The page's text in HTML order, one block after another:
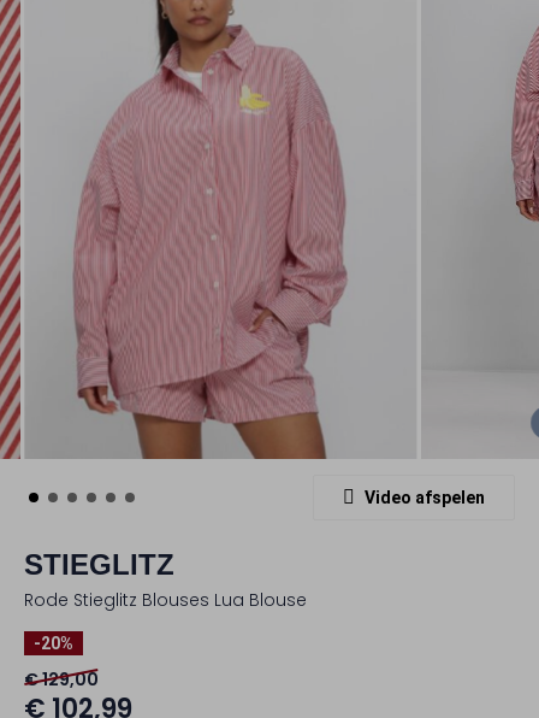
Video afspelen
STIEGLITZ
Rode Stieglitz Blouses Lua Blouse
-20%
€ 129,00
€ 102,99